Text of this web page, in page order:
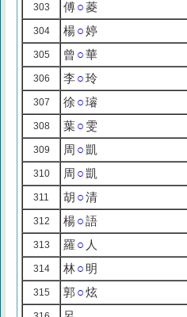
303 傅○菱
304 楊○婷
305 曾 ○華
306 李○玲
307 徐 ○璿
308 葉○ 雯
309 周 ○凱
310 周 ○凱
311 胡 ○清
312 楊○語
313 羅 ○ 人
314 林○ 明
315 郭 ○炫